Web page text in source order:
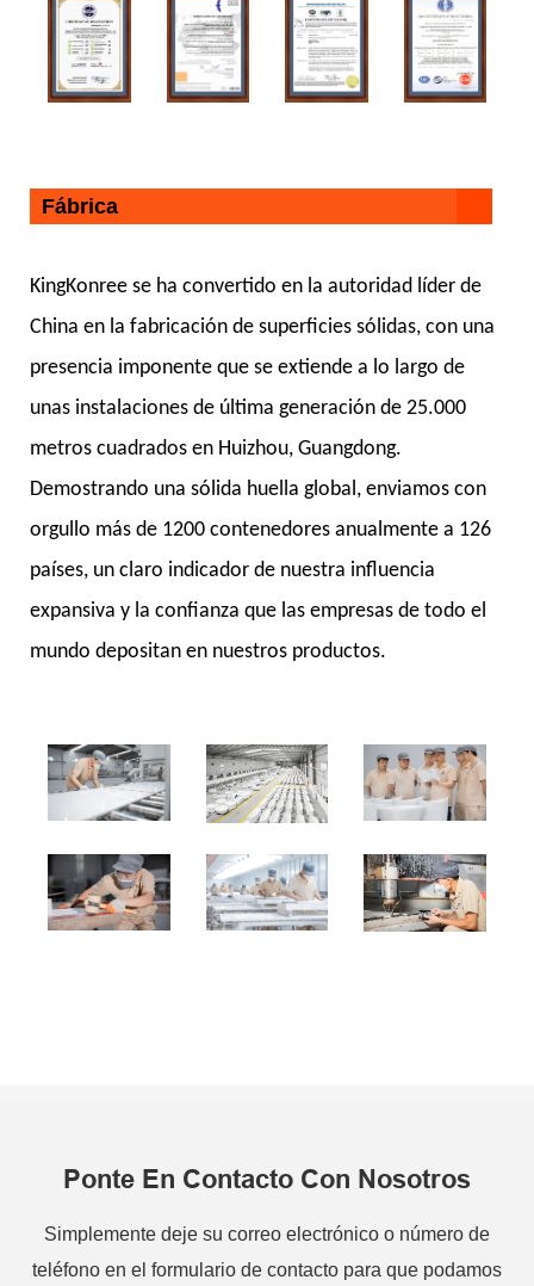
Fábrica
KingKonree se ha convertido en la autoridad líder de
China en la fabricación de superficies sólidas, con una
presencia imponente que se extiende a lo largo de
unas instalaciones de última generación de 25.000
metros cuadrados en Huizhou, Guangdong.
Demostrando una sólida huella global, enviamos con
orgullo más de 1200 contenedores anualmente a 126
países, un claro indicador de nuestra influencia
expansiva y la confianza que las empresas de todo el
mundo depositan en nuestros productos.
Ponte En Contacto Con Nosotros
Simplemente deje su correo electrónico o número de
teléfono en el formulario de contacto para que podamos